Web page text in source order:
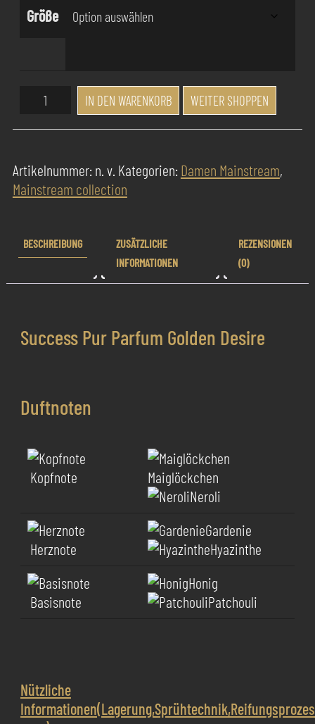
Größe
Success
Parfum
Desire
Menge
IN DEN WARENKORB WEITER SHOPPEN
Artikelnummer:n. v. Kategorien:Damen Mainstream,
Mainstream collection
BESCHREIBUNG
ZUSÄTZLICHE
INFORMATIONEN
REZENSIONEN
(0)
Success Pur Parfum Golden Desire
Duftnoten
Kopfnote
Maiglöckchen
Neroli
Herznote
Gardenie
Hyazinthe
Basisnote
Honig
Patchouli
Nützliche